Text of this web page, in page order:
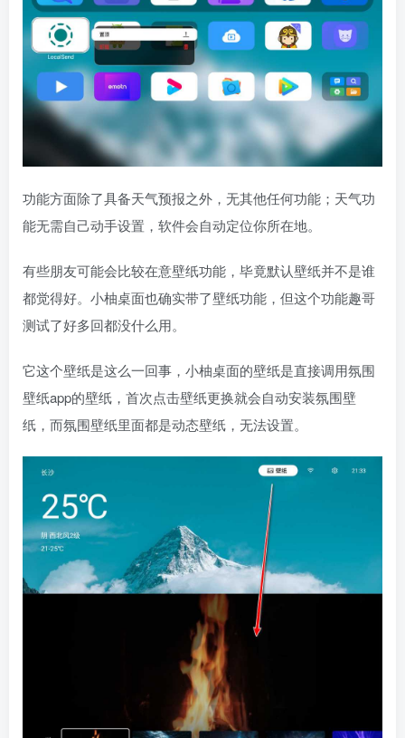
功能方面除了具备天气预报之外，无其他任何功能；天气功
能无需自己动手设置，软件会自动定位你所在地。
有些朋友可能会比较在意壁纸功能，毕竟默认壁纸并不是谁
都觉得好。小柚桌面也确实带了壁纸功能，但这个功能趣哥
测试了好多回都没什么用。
它这个壁纸是这么一回事，小柚桌面的壁纸是直接调用氛围
壁纸app的壁纸，首次点击壁纸更换就会自动安装氛围壁
纸，而氛围壁纸里面都是动态壁纸，无法设置。